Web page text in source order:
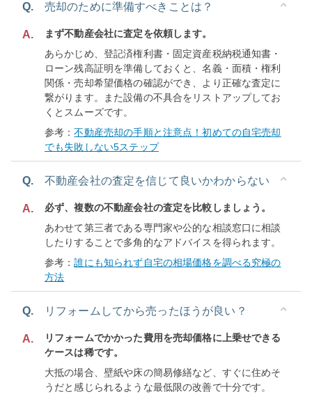
Q. 売却のために準備すべきことは？
A.
まず不動産会社に査定を依頼します。
あらかじめ、登記済権利書・固定資産税納税通知書・
ローン残高証明を準備しておくと、名義・面積・権利
関係・売却希望価格の確認ができ、より正確な査定に
繋がります。また設備の不具合をリストアップしてお
くとスムーズです。
参考：不動産売却の手順と注意点！初めての自宅売却
でも失敗しない5ステップ
Q. 不動産会社の査定を信じて良いかわからない
A.
必ず、複数の不動産会社の査定を比較しましょう。
あわせて第三者である専門家や公的な相談窓口に相談
したりすることで多角的なアドバイスを得られます。
参考：誰にも知られず自宅の相場価格を調べる究極の
方法
Q. リフォームしてから売ったほうが良い？
A.
リフォームでかかった費用を売却価格に上乗せできる
ケースは稀です。
大抵の場合、壁紙や床の簡易修繕など、すぐに住めそ
うだと感じられるような最低限の改善で十分です。